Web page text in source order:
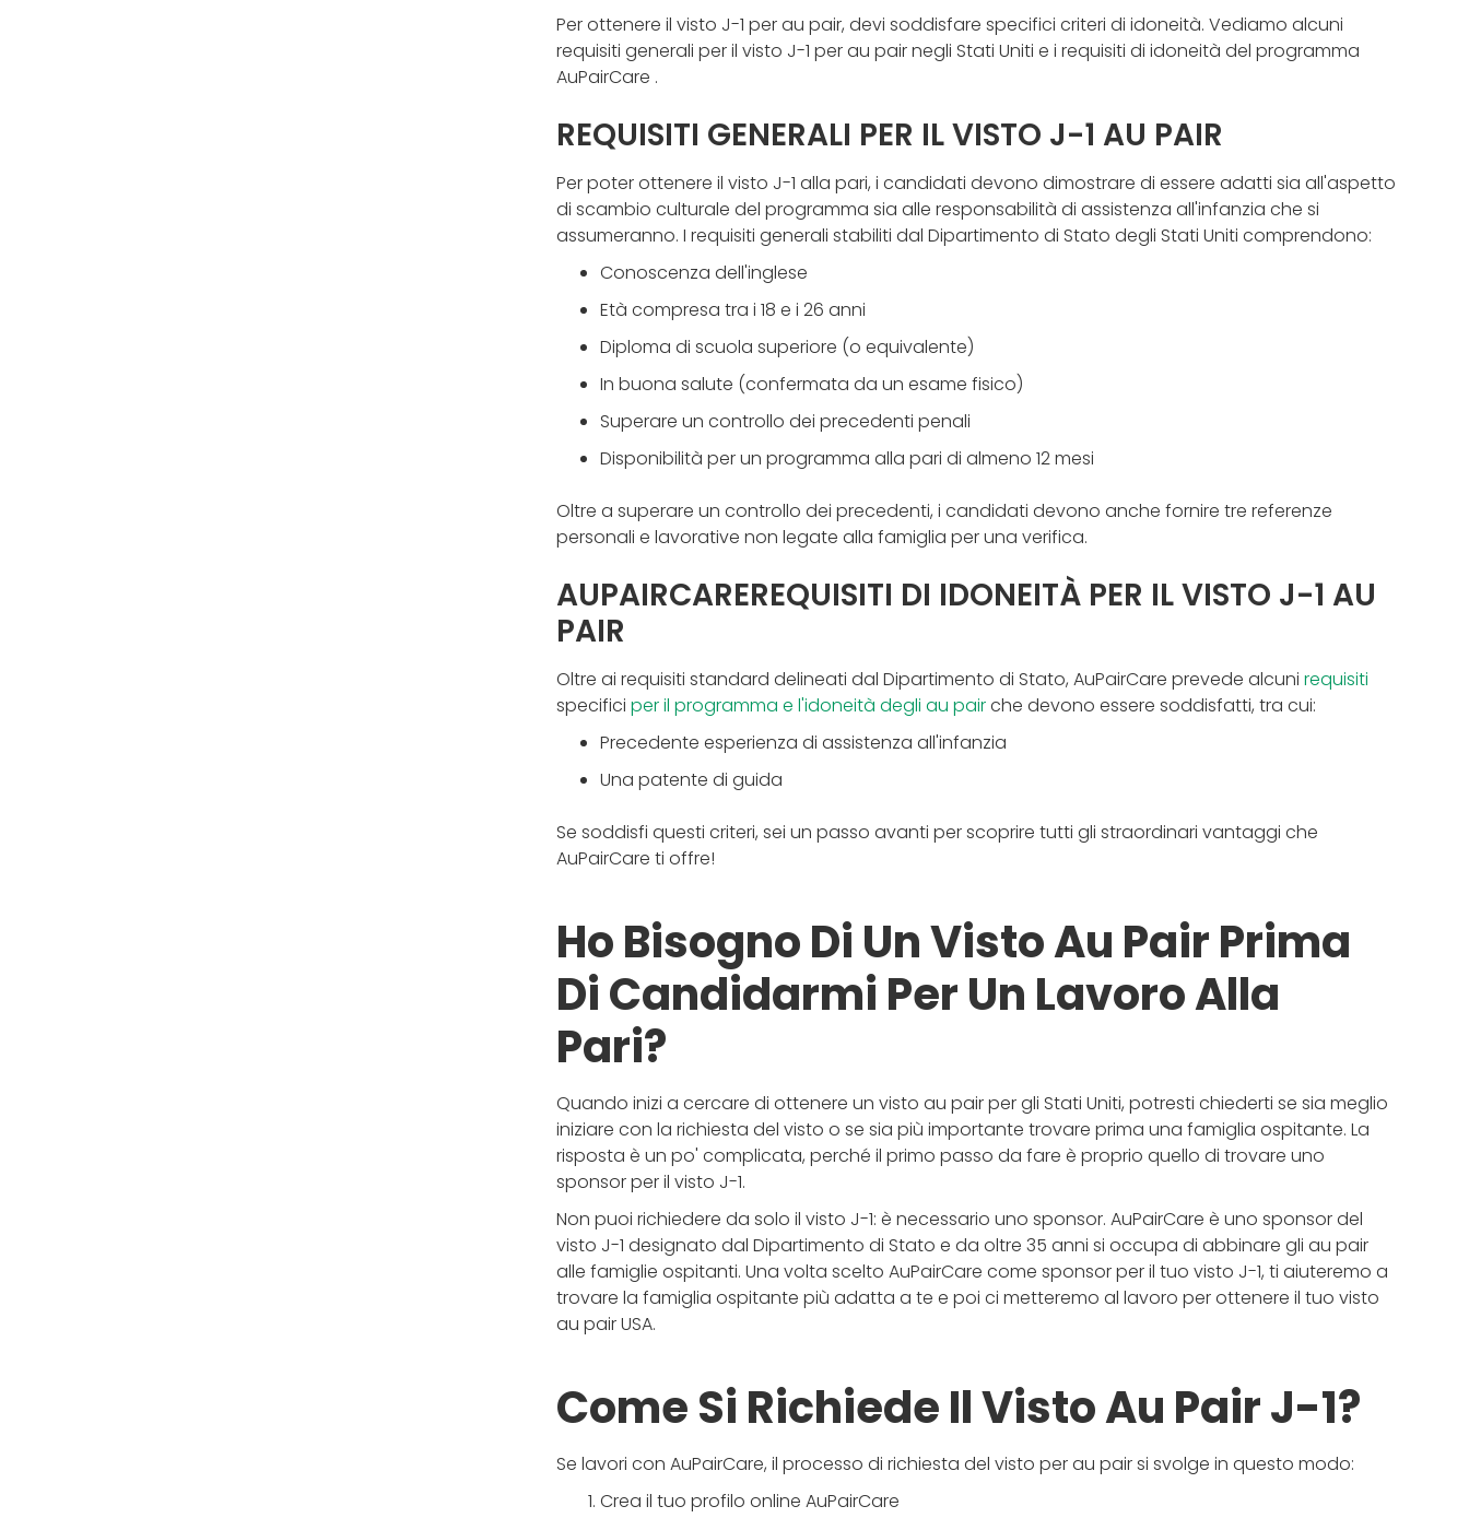
Per ottenere il visto J-1 per au pair, devi soddisfare specifici criteri di idoneità. Vediamo alcuni
requisiti generali per il visto J-1 per au pair negli Stati Uniti e i requisiti di idoneità del programma
AuPairCare .
REQUISITI GENERALI PER IL VISTO J-1 AU PAIR
Per poter ottenere il visto J-1 alla pari, i candidati devono dimostrare di essere adatti sia all'aspetto
di scambio culturale del programma sia alle responsabilità di assistenza all'infanzia che si
assumeranno. I requisiti generali stabiliti dal Dipartimento di Stato degli Stati Uniti comprendono:
Conoscenza dell'inglese
Età compresa tra i 18 e i 26 anni
Diploma di scuola superiore (o equivalente)
In buona salute (confermata da un esame fisico)
Superare un controllo dei precedenti penali
Disponibilità per un programma alla pari di almeno 12 mesi
Oltre a superare un controllo dei precedenti, i candidati devono anche fornire tre referenze
personali e lavorative non legate alla famiglia per una verifica.
AUPAIRCAREREQUISITI DI IDONEITÀ PER IL VISTO J-1 AU
PAIR
Oltre ai requisiti standard delineati dal Dipartimento di Stato, AuPairCare prevede alcuni requisiti
specifici per il programma e l'idoneità degli au pairche devono essere soddisfatti, tra cui:
Precedente esperienza di assistenza all'infanzia
Una patente di guida
Se soddisfi questi criteri, sei un passo avanti per scoprire tutti gli straordinari vantaggi che
AuPairCare ti offre!
Ho Bisogno Di Un Visto Au Pair Prima
Di Candidarmi Per Un Lavoro Alla
Pari?
Quando inizi a cercare di ottenere un visto au pair per gli Stati Uniti, potresti chiederti se sia meglio
iniziare con la richiesta del visto o se sia più importante trovare prima una famiglia ospitante. La
risposta è un po' complicata, perché il primo passo da fare è proprio quello di trovare uno
sponsor per il visto J-1.
Non puoi richiedere da solo il visto J-1: è necessario uno sponsor. AuPairCare è uno sponsor del
visto J-1 designato dal Dipartimento di Stato e da oltre 35 anni si occupa di abbinare gli au pair
alle famiglie ospitanti. Una volta scelto AuPairCare come sponsor per il tuo visto J-1, ti aiuteremo a
trovare la famiglia ospitante più adatta a te e poi ci metteremo al lavoro per ottenere il tuo visto
au pair USA.
Come Si Richiede Il Visto Au Pair J-1?
Se lavori con AuPairCare, il processo di richiesta del visto per au pair si svolge in questo modo:
Crea il tuo profilo online AuPairCare